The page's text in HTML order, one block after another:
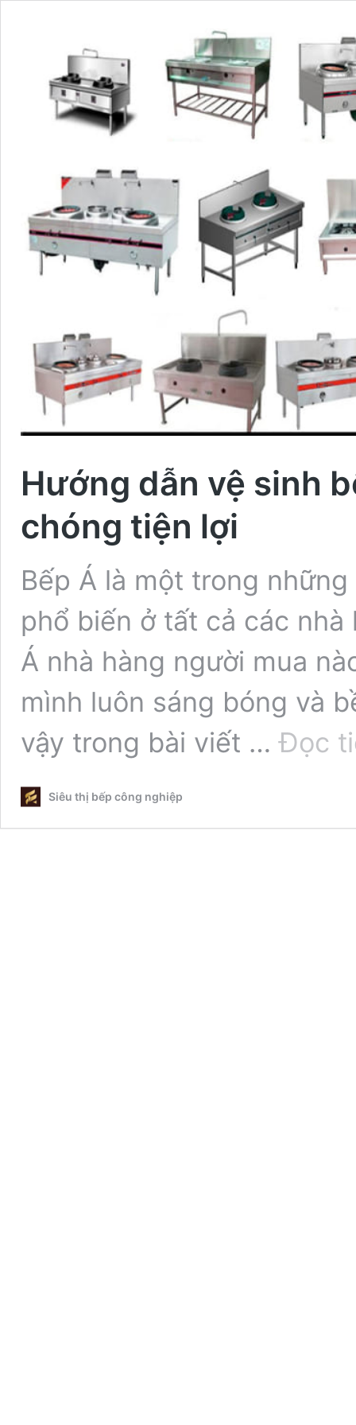
Hướng dẫn vệ sinh
chóng tiện lợi
Bếp Á là một trong
phổ biến ở tất cả các
Á nhà hàng người mua
mình luôn sáng bóng và
vậy trong bài viết …Đọc
Siêu thị bếp công nghiệp